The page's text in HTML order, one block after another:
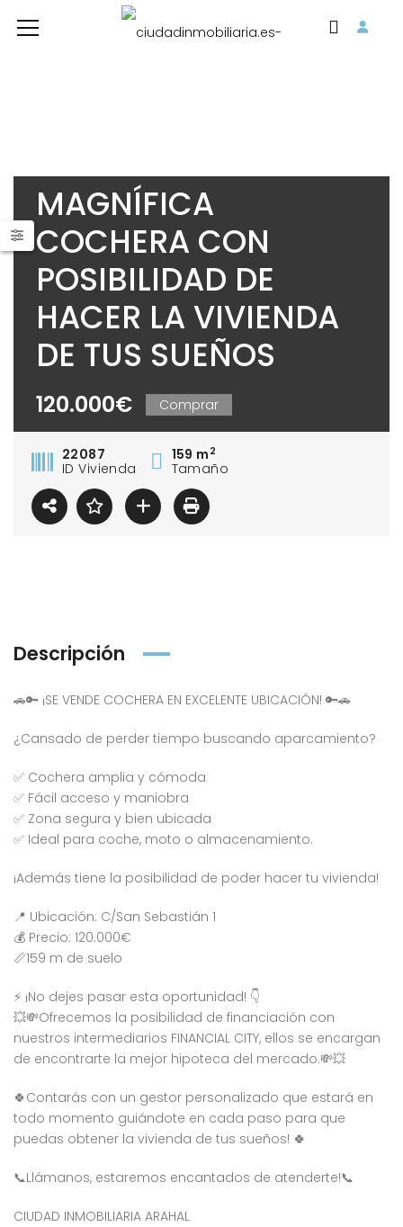
MAGNÍFICA
COCHERA CON
POSIBILIDAD DE
HACER LA VIVIENDA
DE TUS SUEÑOS
120.000€ Comprar
22087
ID Vivienda
159 m 2
Tamaño
Descripción
🚗🔑 ¡SE VENDE COCHERA EN EXCELENTE UBICACIÓN! 🔑🚗
¿Cansado de perder tiempo buscando aparcamiento?
✅ Cochera amplia y cómoda
✅ Fácil acceso y maniobra
✅ Zona segura y bien ubicada
✅ Ideal para coche, moto o almacenamiento.
¡Además tiene la posibilidad de poder hacer tu vivienda!
📍 Ubicación: C/San Sebastián 1
💰 Precio: 120.000€
📏159 m de suelo
⚡ ¡No dejes pasar esta oportunidad! 👇
💥💸Ofrecemos la posibilidad de financiación con
nuestros intermediarios FINANCIAL CITY, ellos se encargan
de encontrarte la mejor hipoteca del mercado.💸💥
🍀Contarás con un gestor personalizado que estará en
todo momento guiándote en cada paso para que
puedas obtener la vivienda de tus sueños! 🍀
📞Llámanos, estaremos encantados de atenderte!📞
CIUDAD INMOBILIARIA ARAHAL